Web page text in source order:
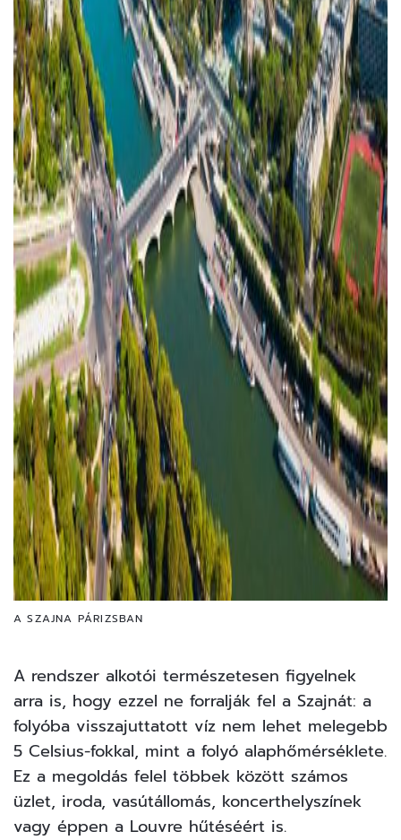
A SZAJNA PÁRIZSBAN
A rendszer alkotói természetesen figyelnek
arra is, hogy ezzel ne forralják fel a Szajnát: a
folyóba visszajuttatott víz nem lehet melegebb
5 Celsius-fokkal, mint a folyó alaphőmérséklete.
Ez a megoldás felel többek között számos
üzlet, iroda, vasútállomás, koncerthelyszínek
vagy éppen a Louvre hűtéséért is.